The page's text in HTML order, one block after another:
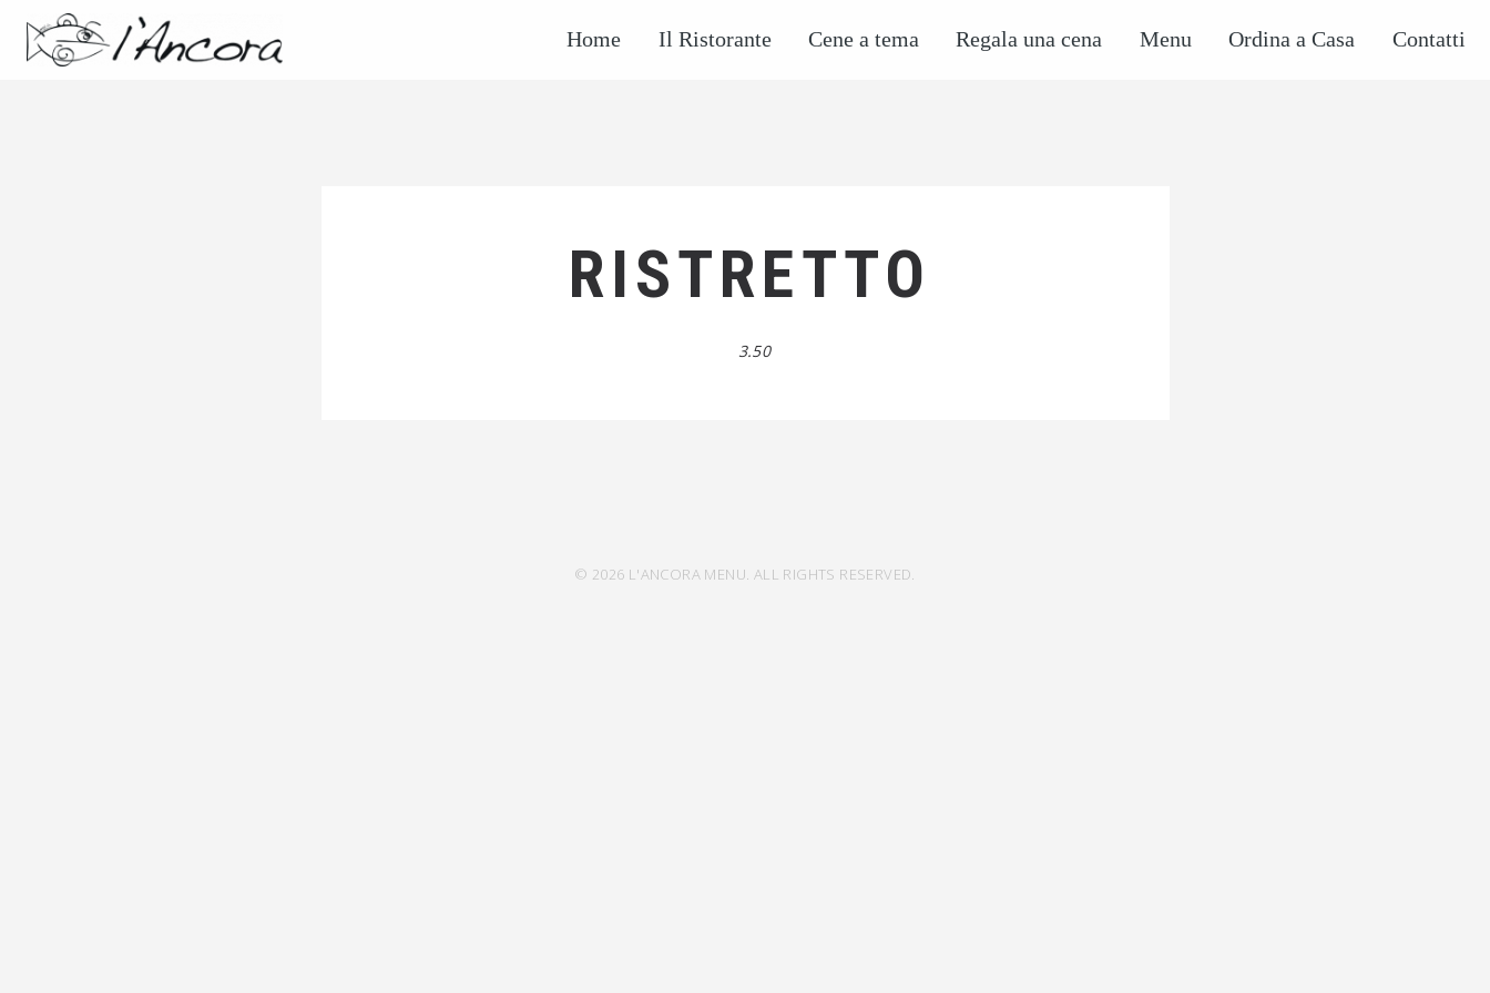
Home Il Ristorante Cene a tema Regala una cena Menu Ordina a Casa Contatti
RISTRETTO
3.50
© 2026 L'ANCORA MENU. ALL RIGHTS RESERVED.